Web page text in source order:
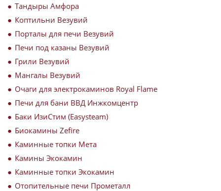
Тандыры Амфора
Коптильни Везувий
Порталы для печи Везувий
Печи под казаны Везувий
Грили Везувий
Мангалы Везувий
Очаги для электрокаминов Royal Flame
Печи для бани ВВД Инжкомцентр
Баки ИзиСтим (Easysteam)
Биокамины Zefire
Каминные топки Мета
Камины Экокамин
Каминные топки Экокамин
Отопительные печи Прометалл